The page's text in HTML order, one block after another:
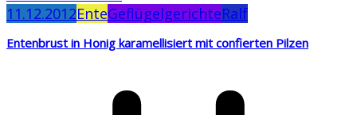
11.12.2012EnteGeflügelgerichteRalf
Entenbrust in Honig karamellisiert mit confierten Pilzen